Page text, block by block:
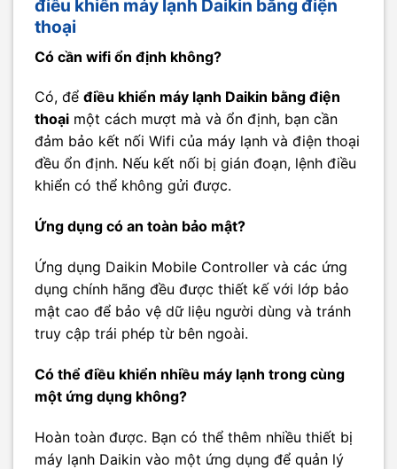
điều khiển máy lạnh Daikin bằng điện
thoại
Có cần wifi ổn định không?
Có, để điều khiển máy lạnh Daikin bằng điện
thoại một cách mượt mà và ổn định, bạn cần
đảm bảo kết nối Wifi của máy lạnh và điện thoại
đều ổn định. Nếu kết nối bị gián đoạn, lệnh điều
khiển có thể không gửi được.
Ứng dụng có an toàn bảo mật?
Ứng dụng Daikin Mobile Controller và các ứng
dụng chính hãng đều được thiết kế với lớp bảo
mật cao để bảo vệ dữ liệu người dùng và tránh
truy cập trái phép từ bên ngoài.
Có thể điều khiển nhiều máy lạnh trong cùng
một ứng dụng không?
Hoàn toàn được. Bạn có thể thêm nhiều thiết bị
máy lạnh Daikin vào một ứng dụng để quản lý